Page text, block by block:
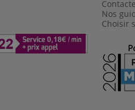
Nos
Choisir